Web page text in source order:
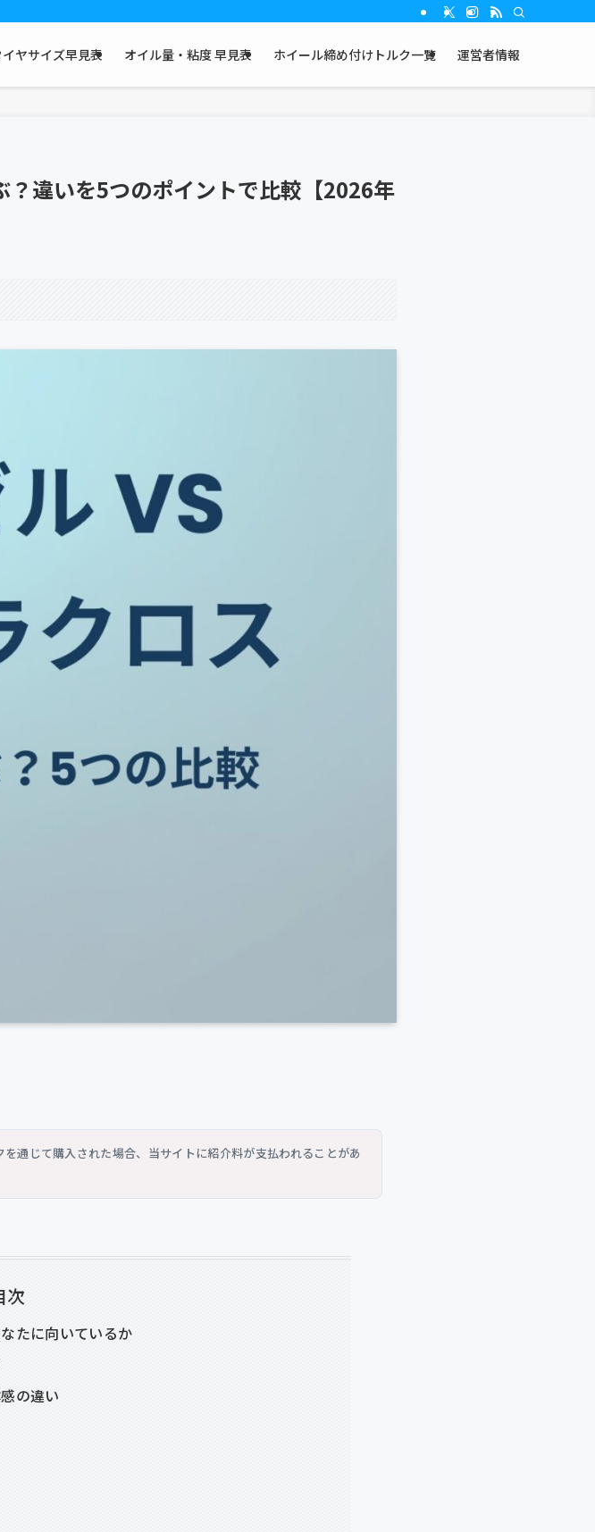
ヤサイズ早見表 オイル量・粘度 早見表 ホイール締め付けトルク一覧 運営者情報
違いを5つのポイントで比較【2026年
通じて購入された場合、当サイトに紹介料が支払われることがあ
次
たに向いているか
の違い